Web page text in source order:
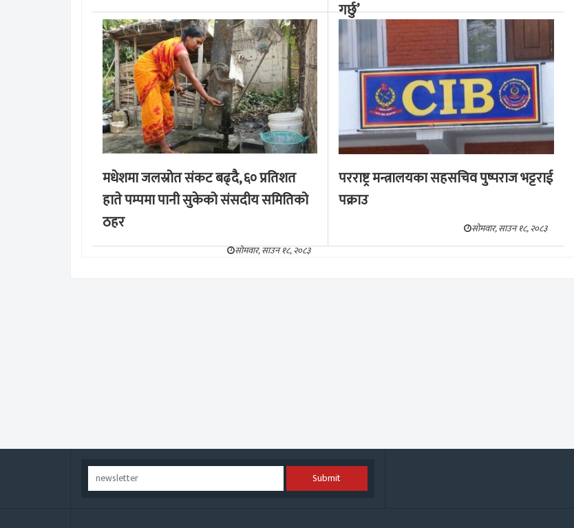
गर्छु’
मङ्लबार, साउन १९, २०८३
मधेशमा जलस्रोत संकट बढ्दै, ६० प्रतिशत
हाते पम्पमा पानी सुकेको संसदीय समितिको
ठहर
सोमवार, साउन १८, २०८३
परराष्ट्र मन्त्रालयका सहसचिव पुष्पराज भट्टराई
पक्राउ
सोमवार, साउन १८, २०८३
Submit